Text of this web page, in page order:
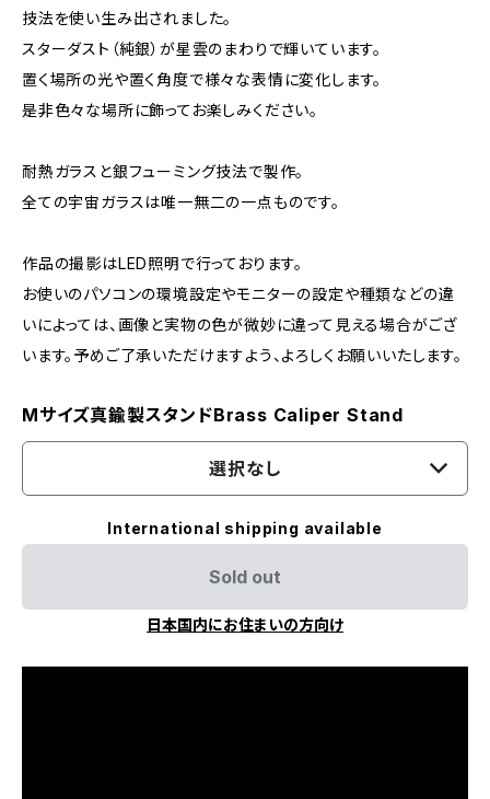
技法を使い生み出されました。
スターダスト（純銀）が星雲のまわりで輝いています。
置く場所の光や置く角度で様々な表情に変化します。
是非色々な場所に飾ってお楽しみください。
耐熱ガラスと銀フューミング技法で製作。
全ての宇宙ガラスは唯一無二の一点ものです。
作品の撮影はLED照明で行っております。
お使いのパソコンの環境設定やモニターの設定や種類などの違
いによっては、画像と実物の色が微妙に違って見える場合がござ
います。予めご了承いただけますよう、よろしくお願いいたします。
Mサイズ真鍮製スタンドBrass Caliper Stand
選択なし
International shipping available
Sold out
日本国内にお住まいの方向け